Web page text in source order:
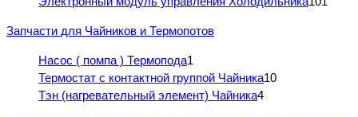
Запчасти для Чайников и Термопотов
Насос ( помпа ) Термопода1
Термостат с контактной группой Чайника10
Тэн (нагревательный элемент) Чайника4